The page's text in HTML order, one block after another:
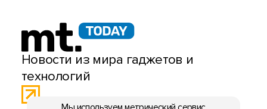
Новости из мира гаджетов и
технологий